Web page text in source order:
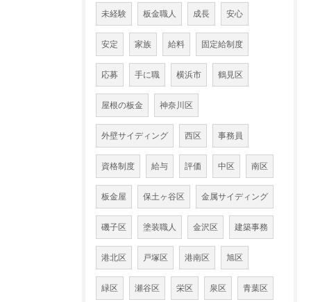
未経験 板金職人 成長 安心
安定 家族 給料 固定給制度
応募 手に職 横浜市 鶴見区
屋根の板金 神奈川区
外壁サイディング 西区 事務員
資格制度 給与 評価 中区 南区
板金屋 保土ヶ谷区 金属サイディング
磯子区 塗装職人 金沢区 建築事務
港北区 戸塚区 港南区 旭区
緑区 瀬谷区 栄区 泉区 青葉区